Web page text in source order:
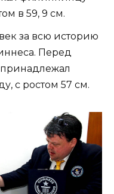
в 59, 9 см.
за всю историю
Перед
с ростом 57 см.